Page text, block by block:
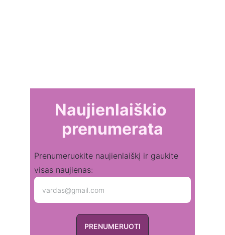
Naujienlaiškio
prenumerata
Prenumeruokite naujienlaiškį ir gaukite
visas naujienas:
PRENUMERUOTI